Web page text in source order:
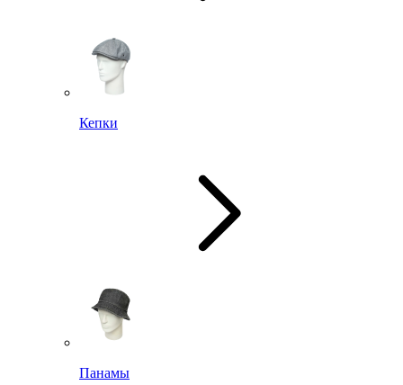
Кепки
Панамы